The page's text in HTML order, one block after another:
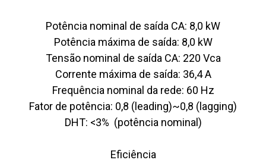
Potência nominal de saída CA: 8,0 kW
Potência máxima de saída: 8,0 kW
Tensão nominal de saída CA: 220 Vca
Corrente máxima de saída: 36,4 A
Frequência nominal da rede: 60 Hz
Fator de potência: 0,8 (leading)~0,8 (lagging)
DHT: <3% (potência nominal)
Eficiência